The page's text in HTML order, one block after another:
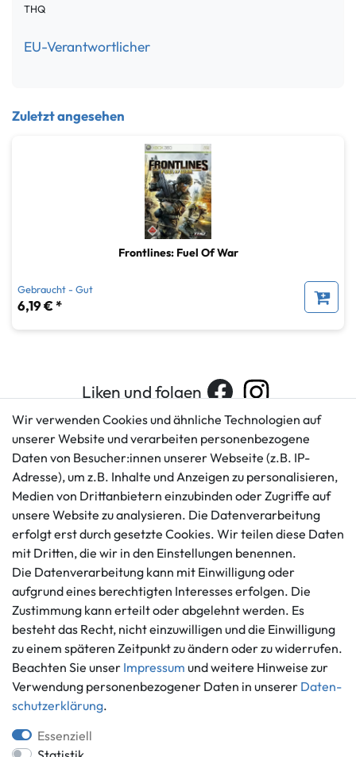
THQ
EU-Verantwortlicher
Zuletzt angesehen
Frontlines: Fuel Of War
Gebraucht - Gut
6,19 € *
Liken und folgen
Kundenservice
+49 421 596586
info@gameworld.de
Kontaktformular
Rechtliches
AGB
Impressum
Datenschutzerklärung
Widerrufs­recht
Vertrag widerrufen
Informationen
Über uns
Häufig gestellte Fragen
Zahlung und Versand
Zahlungsmöglichkeiten
Wir verwenden Cookies und ähnliche Technologien auf
unserer Website und verarbeiten personenbezogene
Daten von Besucher:innen unserer Webseite (z.B. IP-
Adresse), um z.B. Inhalte und Anzeigen zu personalisieren,
Medien von Drittanbietern einzubinden oder Zugriffe auf
unsere Website zu analysieren. Die Datenverarbeitung
erfolgt erst durch gesetzte Cookies. Wir teilen diese Daten
mit Dritten, die wir in den Einstellungen benennen.
Die Datenverarbeitung kann mit Einwilligung oder
aufgrund eines berechtigten Interesses erfolgen. Die
Zustimmung kann erteilt oder abgelehnt werden. Es
besteht das Recht, nicht einzuwilligen und die Einwilligung
zu einem späteren Zeitpunkt zu ändern oder zu widerrufen.
Beachten Sie unser Impressum und weitere Hinweise zur
Verwendung personenbezogener Daten in unserer Daten­
schutz­erklärung.
Essenziell